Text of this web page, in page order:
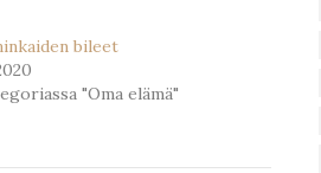
bileet
"Oma elämä"